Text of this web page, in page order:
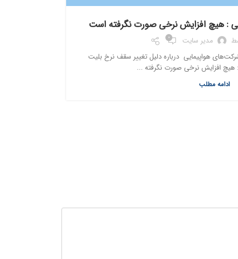
: هیچ افزایش نرخی صورت نگرفته است
مدیر سایت 0
هواپیمایی درباره دلیل تغییر سقف نرخ بلیت
هیچ افزایش نرخی صورت نگرفته ...
ادامه مطلب